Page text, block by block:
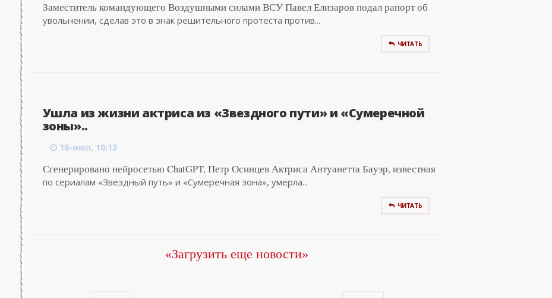
Заместитель командующего Воздушными силами ВСУ Павел Елизаров подал рапорт об
увольнении, сделав это в знак решительного протеста против...
ЧИТАТЬ
Ушла из жизни актриса из «Звездного пути» и «Сумеречной
зоны»..
16-июл, 10:13
Сгенерировано нейросетью ChatGPT, Петр Осинцев Актриса Антуанетта Бауэр, известная
по сериалам «Звездный путь» и «Сумеречная зона», умерла...
ЧИТАТЬ
«Загрузить еще новости»